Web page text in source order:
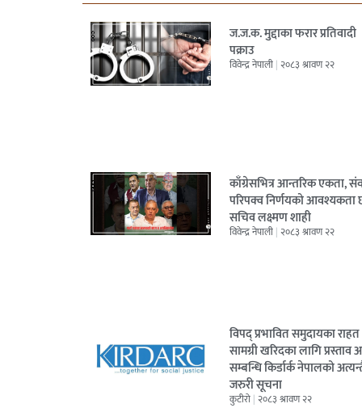
ज.ज.क. मुद्दाका फरार प्रतिवादी
पक्राउ
विवेन्द्र नेपाली २०८३ श्रावण २२
काँग्रेसभित्र आन्तरिक एकता,
परिपक्व निर्णयको आवश्यकता
सचिव लक्ष्मण शाही
विवेन्द्र नेपाली २०८३ श्रावण २२
विपद् प्रभावित समुदायका राहत
सामग्री खरिदका लागि प्रस्ताव
सम्बन्धि किर्डार्क नेपालको
जरुरी सूचना
कुटीरो २०८३ श्रावण २२